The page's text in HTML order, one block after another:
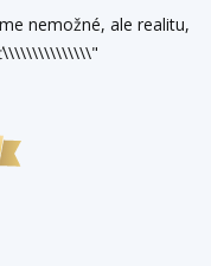
nemožné, ale realitu,